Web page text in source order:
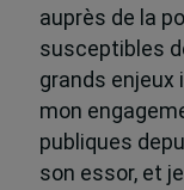
auprès de la
susceptibles
grands enjeux
mon
publiques
son essor, et